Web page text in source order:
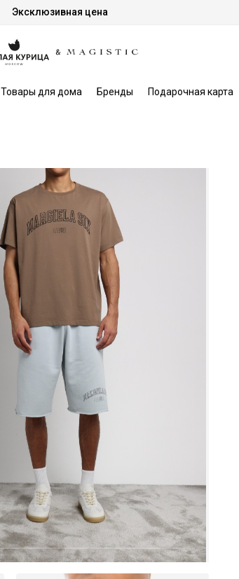
Эксклюзивная цена
Товары для дома Бренды Подарочная карта